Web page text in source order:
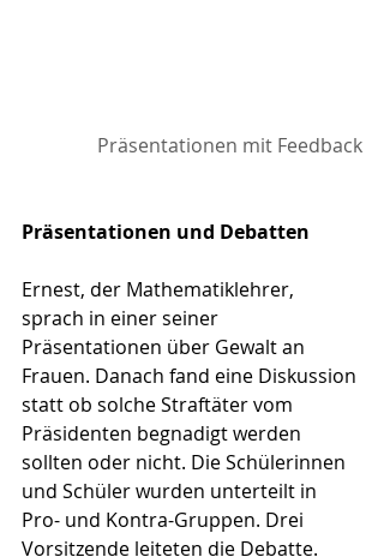
Präsentationen mit Feedback
Präsentationen und Debatten
Ernest, der Mathematiklehrer,
sprach in einer seiner
Präsentationen über Gewalt an
Frauen. Danach fand eine Diskussion
statt ob solche Straftäter vom
Präsidenten begnadigt werden
sollten oder nicht. Die Schülerinnen
und Schüler wurden unterteilt in
Pro- und Kontra-Gruppen. Drei
Vorsitzende leiteten die Debatte.